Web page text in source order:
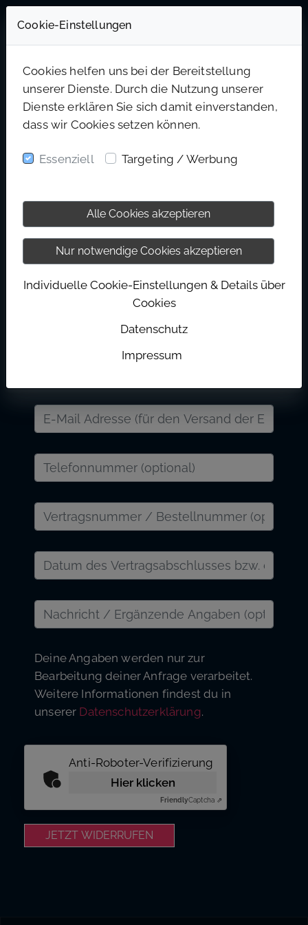
ONLINE-WIDERRUF
Bestellung widerrufen? Nutze hierfür das
deines Widerrufs. Die gesetzlichen
Widerrufsfristen und Bedingungen gemäß
unserer Widerrufsbelehrung bleiben
Deine Angaben werden nur zur
Bearbeitung deiner Anfrage verarbeitet.
Weitere Informationen findest du in
unserer Datenschutzerklärung.
Anti-Roboter-Verifizierung
Hier klicken
FriendlyCaptcha ⇗
JETZT WIDERRUFEN
Cookie-Einstellungen
Cookies helfen uns bei der Bereitstellung
unserer Dienste. Durch die Nutzung unserer
Dienste erklären Sie sich damit einverstanden,
dass wir Cookies setzen können.
Essenziell Targeting / Werbung
Alle Cookies akzeptieren
Nur notwendige Cookies akzeptieren
Individuelle Cookie-Einstellungen & Details über
Cookies
Datenschutz
Impressum